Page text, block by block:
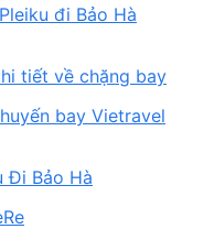
đi Bảo Hà
tiết về chặng bay
bay Vietravel
Đi Bảo Hà